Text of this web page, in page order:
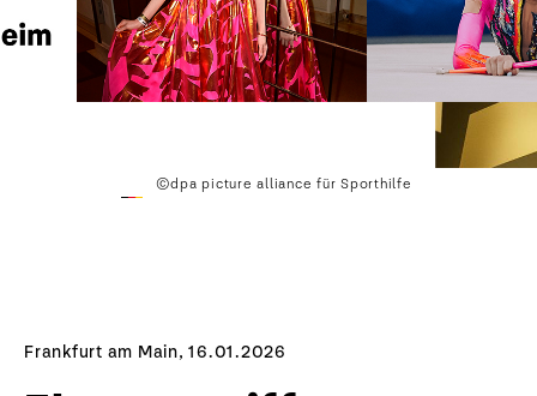
©dpa picture alliance für Sporthilfe
Frankfurt am Main, 16.01.2026